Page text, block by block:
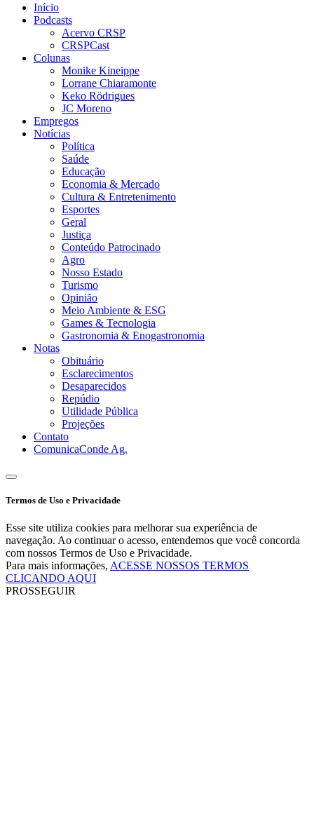
Início
Podcasts
Acervo CRSP
CRSPCast
Colunas
Monike Kineippe
Lorrane Chiaramonte
Keko Rödrigues
JC Moreno
Empregos
Notícias
Política
Saúde
Educação
Economia & Mercado
Cultura & Entretenimento
Esportes
Geral
Justiça
Conteúdo Patrocinado
Agro
Nosso Estado
Turismo
Opinião
Meio Ambiente & ESG
Games & Tecnologia
Gastronomia & Enogastronomia
Notas
Obituário
Esclarecimentos
Desaparecidos
Repúdio
Utilidade Pública
Projeções
Contato
ComunicaConde Ag.
Termos de Uso e Privacidade
Esse site utiliza cookies para melhorar sua experiência de
navegação. Ao continuar o acesso, entendemos que você concorda
com nossos Termos de Uso e Privacidade.
Para mais informações, ACESSE NOSSOS TERMOS
CLICANDO AQUI
PROSSEGUIR